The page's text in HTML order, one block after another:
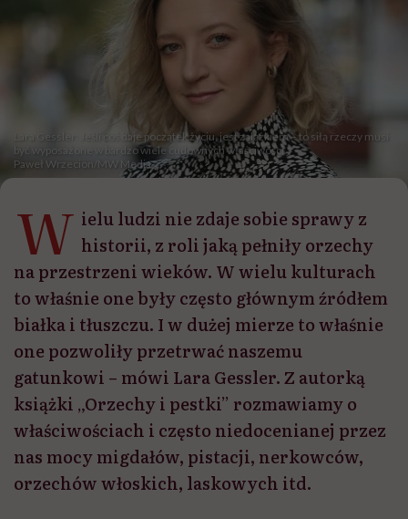
Lara Gessler: Jeśli coś daje początek życiu, jest zalążkiem – to siłą rzeczy musi
być wyposażone w bardzo wiele cudownych właściwości
Paweł Wrzecion/MW Media
W ielu ludzi nie zdaje sobie sprawy z
historii, z roli jaką pełniły orzechy
na przestrzeni wieków. W wielu kulturach
to właśnie one były często głównym źródłem
białka i tłuszczu. I w dużej mierze to właśnie
one pozwoliły przetrwać naszemu
gatunkowi – mówi Lara Gessler. Z autorką
książki „Orzechy i pestki” rozmawiamy o
właściwościach i często niedocenianej przez
nas mocy migdałów, pistacji, nerkowców,
orzechów włoskich, laskowych itd.